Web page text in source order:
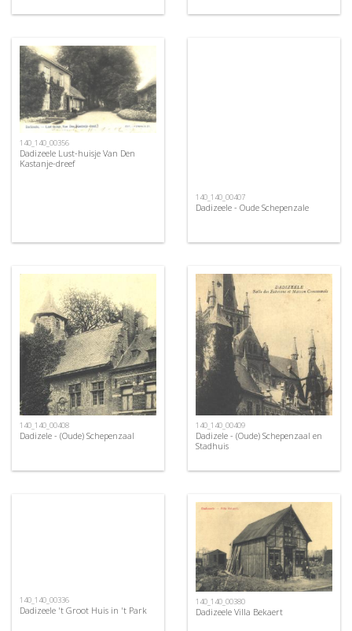
140_140_00356
Dadizeele Lust-huisje Van Den
Kastanje-dreef
140_140_00407
Dadizeele - Oude Schepenzale
140_140_00408
Dadizele - (Oude) Schepenzaal
140_140_00409
Dadizele - (Oude) Schepenzaal en
Stadhuis
140_140_00336
Dadizeele 't Groot Huis in 't Park
140_140_00380
Dadizeele Villa Bekaert